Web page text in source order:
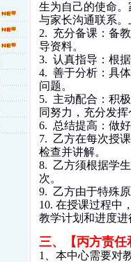
生为自己的使命
与家长沟通联系
2. 充分备课：备
导资料。
3. 认真指导：根
4. 善于分析：具
问题。
5. 主动配合：积
同努力，充分发
6. 总结提高：做
7. 乙方在每次授
检查并讲解。
8. 乙方须根据学
次。
9. 乙方由于特殊
10. 在授课过程中
教学计划和进度
三、【丙方责
1、本中心需要对